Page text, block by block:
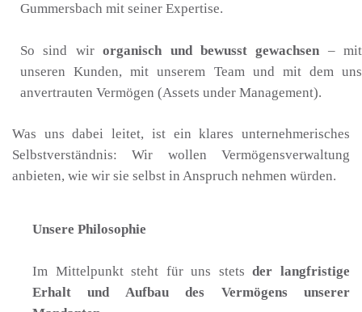
Gummersbach mit seiner Expertise.
So sind wirorganisch und bewusst gewachsen – mit
unseren Kunden, mit unserem Team und mit dem uns
anvertrauten Vermögen (Assets under Management).
Was uns dabei leitet, ist ein klares unternehmerisches
Selbstverständnis: Wir wollen Vermögensverwaltung
anbieten, wie wir sie selbst in Anspruch nehmen würden.
Unsere Philosophie
Im Mittelpunkt steht für uns stetsder langfristige
Erhalt und Aufbau des Vermögens unserer